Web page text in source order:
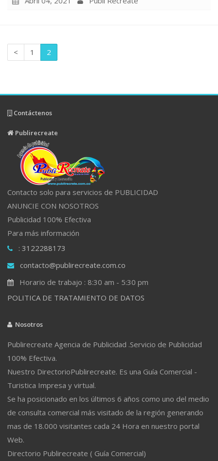
< 1 2
Contáctenos
Publirecreate
Contacto solo para servicios de PUBLICIDAD
ANUNCIE CON NOSOTROS
Publicidad 100% Efectiva
Para más información
: 3122288173
contacto@publirecreate.com.co
Horario de trabajo : 8:30 am - 5:30 pm
POLITICA DE TRATAMIENTO DE DATOS
Nosotros
Publirecreate Agencia de Publicidad .Servicio de Publicidad
100% Efectiva.
Nuestro DirectorioPublirecreate. Es una Guía Comercial -
Turistica Impresa y virtual.
Se ha posicionado en los últimos 6 años como uno del medio
de consulta comercial más visitado de la región generando
mas de 18.000 visitantes cada 24 Hora en nuestro portal
Web.
Directorio Publirecreate ( Guía Comercial)